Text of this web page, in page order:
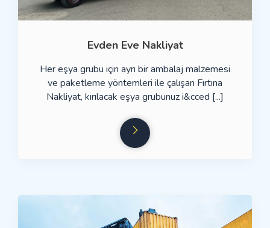
Evden Eve Nakliyat
Her eşya grubu için ayrı bir ambalaj malzemesi
ve paketleme yöntemleri ile çalışan Fırtına
Nakliyat, kırılacak eşya grubunuz i&cced [...]